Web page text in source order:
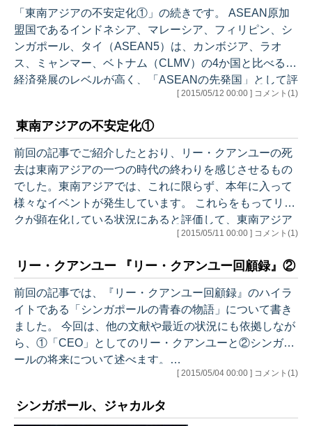
て私が感じたのは、労働党のミリバンド党首の選挙パフ
ォーマンスの稚拙さです。 もともとミリバンドは、キャ
メロン首相以上に人気がない政治家でしたが、今回の選
挙戦においては、モーゼの十戒のごとく…
「東南アジアの不安定化①」の続きです。 ASEAN原加
盟国であるインドネシア、マレーシア、フィリピン、シ
ンガポール、タイ（ASEAN5）は、カンボジア、ラオ
ス、ミャンマー、ベトナム（CLMV）の4か国と比べると
経済発展のレベルが高く、「ASEANの先発国」として評
ィドドの政権が成立しましたが、その支持率が1月時点
で42％まで低下しています（コンパス紙の4月の世論調
査では81％から61％に低下）。 ジョコ政権は、成立して
最初の3ヶ月の間に、経済改革では一定の成果を挙げ、
社会保障、外交…
[ 2015/05/12 00:00 ] コメント(1)
東南アジアの不安定化①
前回の記事でご紹介したとおり、リー・クアンユーの死
去は東南アジアの一つの時代の終わりを感じさせるもの
でした。東南アジアでは、これに限らず、本年に入って
様々なイベントが発生しています。 これらをもってリス
クが顕在化している状況にあると評価して、東南アジア
が不安定化していると指摘する報道や識者の意見を見受
れます。 ■ Trouble at home - Political instability returns to
South-East Asia（3月14日付The Economist） ■ Mekong
authoritarianism a…
[ 2015/05/11 00:00 ] コメント(1)
リー・クアンユー 『リー・クアンユー回顧録』②
前回の記事では、『リー・クアンユー回顧録』のハイラ
イトである「シンガポールの青春の物語」について書き
ました。 今回は、他の文献や最近の状況にも依拠しなが
ら、①「CEO」としてのリー・クアンユーと②シンガポ
ールの将来について述べます。…
[ 2015/05/04 00:00 ] コメント(1)
シンガポール、ジャカルタ